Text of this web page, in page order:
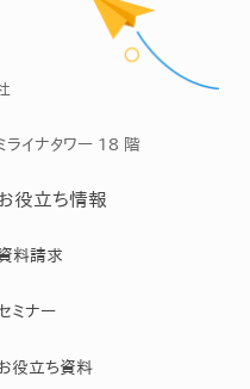
イナタワー 18 階
役立ち情報
料請求
ミナー
役立ち資料